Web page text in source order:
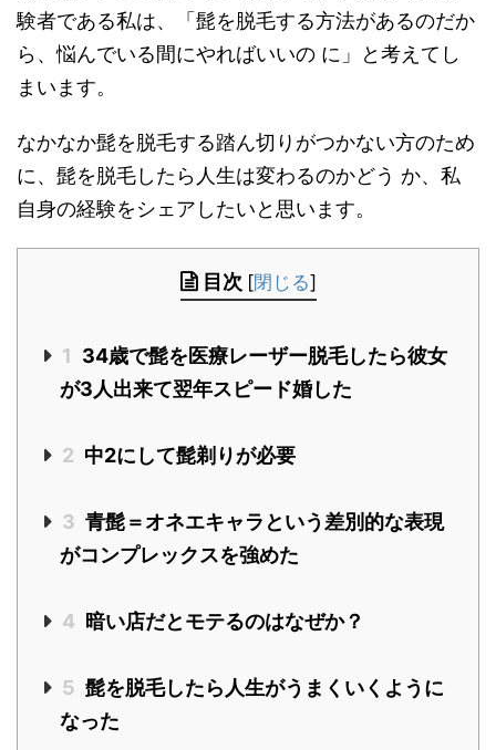
験者である私は、「髭を脱毛する方法があるのだか
ら、悩んでいる間にやればいいの に」と考えてし
まいます。
なかなか髭を脱毛する踏ん切りがつかない方のため
に、髭を脱毛したら人生は変わるのかどう か、私
自身の経験をシェアしたいと思います。
目次 [閉じる]
1 34歳で髭を医療レーザー脱毛したら彼女
が3人出来て翌年スピード婚した
2 中2にして髭剃りが必要
3 青髭＝オネエキャラという差別的な表現
がコンプレックスを強めた
4 暗い店だとモテるのはなぜか？
5 髭を脱毛したら人生がうまくいくように
なった